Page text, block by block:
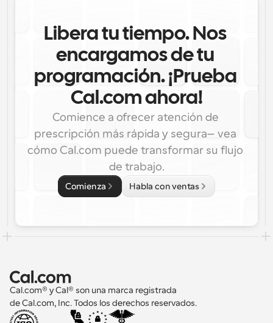
Libera tu tiempo. Nos
encargamos de tu
programación. ¡Prueba
Cal.com ahora!
Comience a ofrecer atención de
prescripción más rápida y segura—vea
cómo Cal.com puede transformar su flujo
de trabajo.
Comienza Habla con ventas
Cal.com® y Cal® son una marca registrada
de Cal.com, Inc. Todos los derechos reservados.